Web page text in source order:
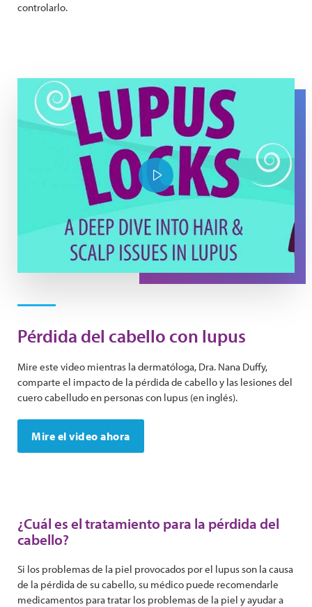
controlarlo.
YouTube Thumbnail Lupus Locks
Play Video
Pérdida del cabello con lupus
Mire este video mientras la dermatóloga, Dra. Nana Duffy,
comparte el impacto de la pérdida de cabello y las lesiones del
cuero cabelludo en personas con lupus (en inglés).
Mire el video ahora
¿Cuál es el tratamiento para la pérdida del
cabello?
Si los problemas de la piel provocados ​​por el lupus son la causa
de la pérdida de su cabello, su médico puede recomendarle
medicamentos para tratar los problemas de la piel y ayudar a